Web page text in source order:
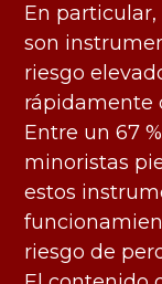
En particular,
son
riesgo
rápidamente
Entre un 67
minoristas
estos
riesgo de